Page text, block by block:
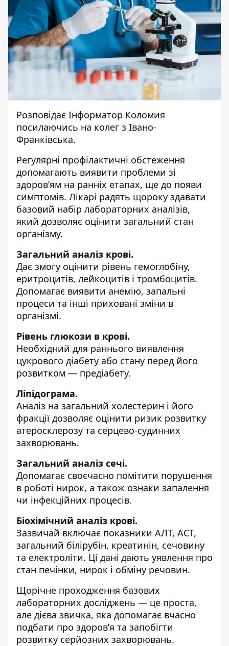
Розповідає Інформатор Коломия
посилаючись на колег з Івано-
Франківська.
Регулярні профілактичні обстеження
допомагають виявити проблеми зі
здоров’ям на ранніх етапах, ще до появи
симптомів. Лікарі радять щороку здавати
базовий набір лабораторних аналізів,
який дозволяє оцінити загальний стан
організму.
Загальний аналіз крові.
Дає змогу оцінити рівень гемоглобіну,
еритроцитів, лейкоцитів і тромбоцитів.
Допомагає виявити анемію, запальні
процеси та інші приховані зміни в
організмі.
Рівень глюкози в крові.
Необхідний для раннього виявлення
цукрового діабету або стану перед його
розвитком — предіабету.
Ліпідограма.
Аналіз на загальний холестерин і його
фракції дозволяє оцінити ризик розвитку
атеросклерозу та серцево-судинних
захворювань.
Загальний аналіз сечі.
Допомагає своєчасно помітити порушення
в роботі нирок, а також ознаки запалення
чи інфекційних процесів.
Біохімічний аналіз крові.
Зазвичай включає показники АЛТ, АСТ,
загальний білірубін, креатинін, сечовину
та електроліти. Ці дані дають уявлення про
стан печінки, нирок і обміну речовин.
Щорічне проходження базових
лабораторних досліджень — це проста,
але дієва звичка, яка допомагає вчасно
подбати про здоров’я та запобігти
розвитку серйозних захворювань.